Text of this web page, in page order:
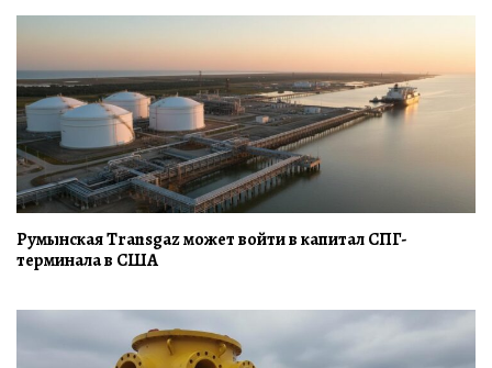
Румынская Transgaz может войти в капитал СПГ-
терминала в США